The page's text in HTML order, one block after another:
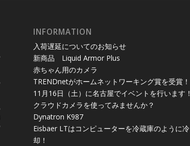
INFORMATION
入荷遅延についてのお知らせ
新商品 Liquid Armor Plus
赤ちゃん用のカメラ
TRENDnetがホームネットワーキング賞を受賞！
11月16日（土）に名古屋でイベントを行います！
クラウドカメラを使ってみませんか？
Dynatron K987
Eisbaer LTはコンピューターを冷蔵庫のように冷
却！